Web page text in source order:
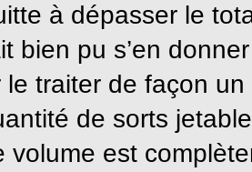
à dépasser le
bien pu s’en
le traiter de façon
de sorts
volume est